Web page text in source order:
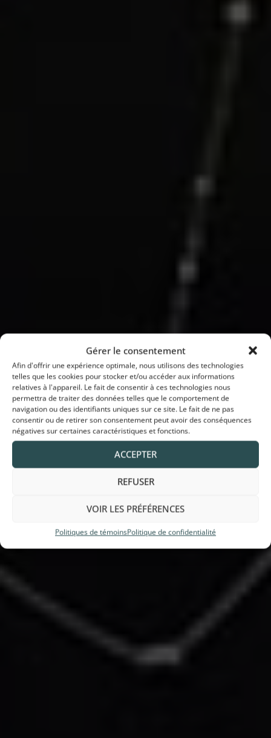
Gérer le consentement
Afin d'offrir une expérience optimale, nous utilisons des technologies
telles que les cookies pour stocker et/ou accéder aux informations
relatives à l'appareil. Le fait de consentir à ces technologies nous
permettra de traiter des données telles que le comportement de
navigation ou des identifiants uniques sur ce site. Le fait de ne pas
consentir ou de retirer son consentement peut avoir des conséquences
négatives sur certaines caractéristiques et fonctions.
ACCEPTER
REFUSER
VOIR LES PRÉFÉRENCES
Politiques de témoinsPolitique de confidentialité